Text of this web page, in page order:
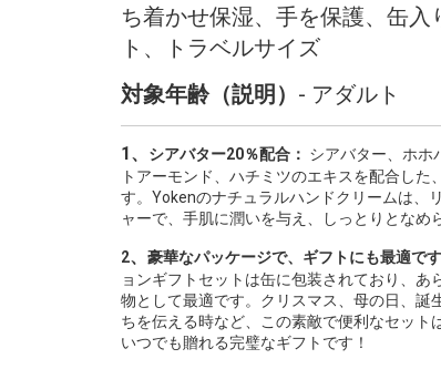
ち着かせ保湿、手を保護、缶入
ト、トラベルサイズ
対象年齢（説明） - アダルト
1、 シアバター20％配合： シアバター、ホホ
トアーモンド、ハチミツのエキスを配合した
す。Yokenのナチュラルハンドクリームは、
ャーで、手肌に潤いを与え、しっとりとなめ
2、 豪華なパッケージで、ギフトにも最適です
ョンギフトセットは缶に包装されており、あ
物として最適です。クリスマス、母の日、誕
ちを伝える時など、この素敵で便利なセット
いつでも贈れる完璧なギフトです！